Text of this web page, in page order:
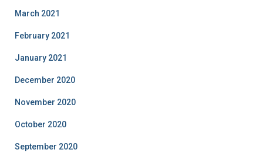
March 2021
February 2021
January 2021
December 2020
November 2020
October 2020
September 2020